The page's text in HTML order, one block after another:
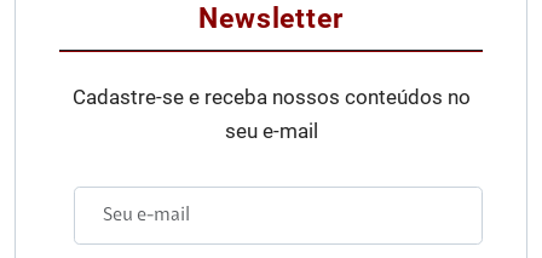
Newsletter
Cadastre-se e receba nossos conteúdos no
seu e-mail